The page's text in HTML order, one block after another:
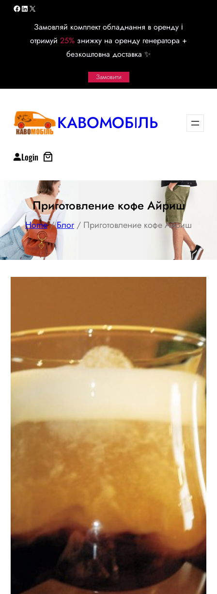
Перейти
содержимому
Facebook
LinkedIn
X
Замовляй комплект обладнання в оренду і
отримуй 25% знижку на оренду генератора +
безкоштовна доставка ✨
Замовити
КАВОМОБІЛЬ
Login
Приготовление кофе Айриш
Home/Блог / Приготовление кофе Айриш